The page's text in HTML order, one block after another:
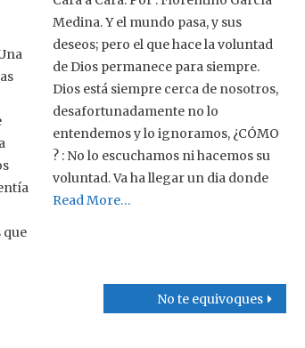
que
Medina. Y el mundo pasa, y sus
deseos; pero el que hace la voluntad
de Dios permanece para siempre.
Dios está siempre cerca de nosotros,
desafortunadamente no lo
entendemos y lo ignoramos, ¿CÓMO
? : No lo escuchamos ni hacemos su
voluntad. Va ha llegar un dia donde
Read More…
No te equivoques